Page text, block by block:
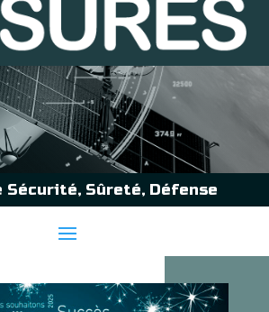
Sécurité, Sûreté, Défense